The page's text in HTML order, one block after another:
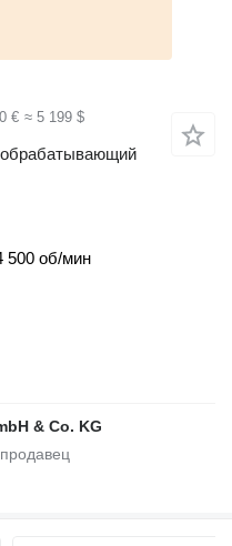
€ ≈ 5 199 $
500 об/мин
& Co. KG